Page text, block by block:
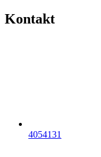
Kontakt
4054131